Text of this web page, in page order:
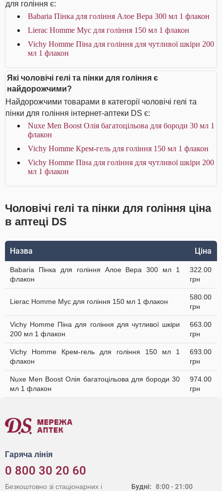
для гоління є:
Babaria Пінка для гоління Алое Вера 300 мл 1 флакон
Lierac Homme Мус для гоління 150 мл 1 флакон
Vichy Homme Піна для гоління для чутливої шкіри 200
мл 1 флакон
Які чоловічі гелі та пінки для гоління є
найдорожчими?
Найдорожчими товарами в категорії чоловічі гелі та
пінки для гоління інтернет-аптеки DS є:
Nuxe Men Boost Олія багатоцільова для бороди 30 мл 1
флакон
Vichy Homme Крем-гель для гоління 150 мл 1 флакон
Vichy Homme Піна для гоління для чутливої шкіри 200
мл 1 флакон
Чоловічі гелі та пінки для гоління ціна
в аптеці DS
Назва Ціна
Babaria Пінка для гоління Алое Вера 300 мл 1
флакон
322.00
грн
Lierac Homme Мус для гоління 150 мл 1 флакон
580.00
грн
Vichy Homme Піна для гоління для чутливої шкіри
200 мл 1 флакон
663.00
грн
Vichy Homme Крем-гель для гоління 150 мл 1
флакон
693.00
грн
Nuxe Men Boost Олія багатоцільова для бороди 30
мл 1 флакон
974.00
грн
Гаряча лінія
0 800 30 20 60
Будні: 8:00 - 21:00
Безкоштовно зі стаціонарних і